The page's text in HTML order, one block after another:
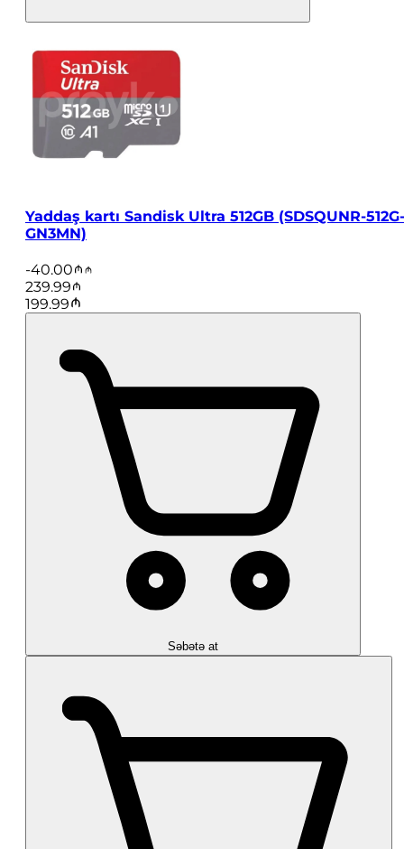
Yaddaş kartı Sandisk Ultra 512GB (SDSQUNR-512G-
GN3MN)
-40.00
239.99
199.99
Səbətə at